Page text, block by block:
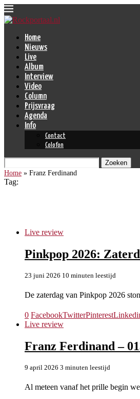
Home
Nieuws
Live
Album
Interview
Video
Column
Prijsvraag
Agenda
Info
Contact
Colofon
Zoeken
Home » Franz Ferdinand
Tag:
Live review
Pinkpop 2026:
23 juni 2026 10 minuten leestijd
De zaterdag van Pinkpop 2026
0 FacebookTwitterPinterest
Live review
Franz Ferdinand –
9 april 2026 3 minuten leestijd
Al meteen vanaf het prille begin